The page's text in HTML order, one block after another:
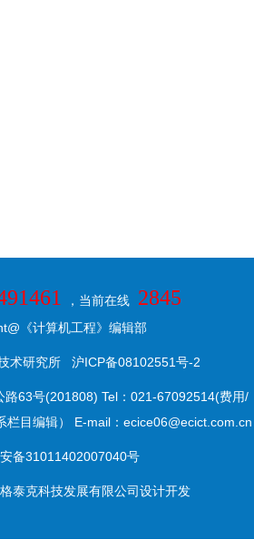
，当前在线 2845
《计算机工程》编辑部
术研究所 沪ICP备08102551号-2
路63号(201808) Tel：021-67092514(费用/
栏目编辑） E-mail：ecice06@ecict.com.cn
备31011402007040号
泰克科技发展有限公司设计开发